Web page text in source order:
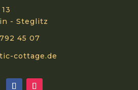
- Steglitz
45 07
cottage.de